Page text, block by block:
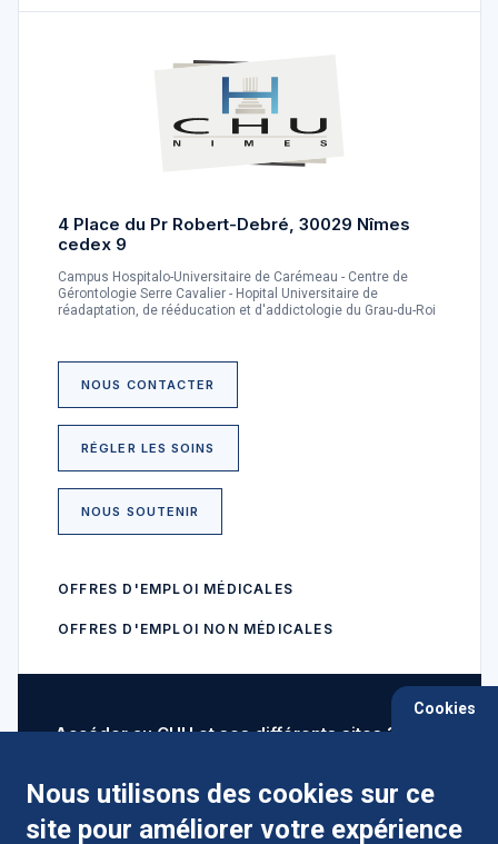
4 Place du Pr Robert-Debré, 30029 Nîmes
cedex 9
Campus Hospitalo-Universitaire de Carémeau - Centre de
Gérontologie Serre Cavalier - Hopital Universitaire de
réadaptation, de rééducation et d'addictologie du Grau-du-Roi
NOUS CONTACTER
RÉGLER LES SOINS
NOUS SOUTENIR
OFFRES D'EMPLOI MÉDICALES
OFFRES D'EMPLOI NON MÉDICALES
Accéder au CHU et ses différents sites ?
Cookies
Nous utilisons des cookies sur ce
site pour améliorer votre expérience